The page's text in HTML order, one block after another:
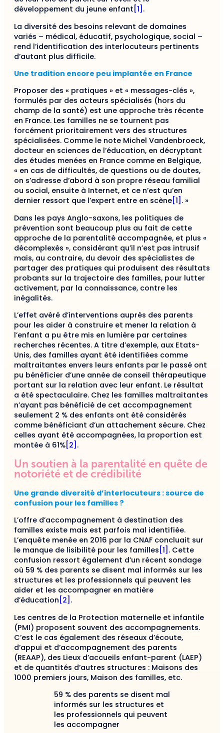
développement du jeune enfant [1] .
La diversité des besoins relevant de domaines
variés – médical, éducatif, psychologique, social –
rend l’identification des interlocuteurs pertinents
d’autant plus difficile.
Une tradition encore peu implantée en France
Proposer des « pratiques » et « messages-clés »,
formulés par des acteurs spécialisés (hors du
champ de la santé) est une approche très récente
en France. Les familles ne se tournent pas
forcément prioritairement vers des structures
spécialisées. Comme le note Michel Vandenbroeck,
docteur en sciences de l’éducation, en décryptant
des études menées en France comme en Belgique,
« en cas de difficultés, de questions ou de doutes,
on s’adresse d’abord à son propre réseau familial
ou social, ensuite à Internet, et ce n’est qu’en
dernier ressort que l’expert entre en scène [1] . »
Dans les pays Anglo-saxons, les politiques de
prévention sont beaucoup plus au fait de cette
approche de la parentalité accompagnée, et plus «
décomplexés », considérant qu’il n’est pas intrusif
mais, au contraire, du devoir des spécialistes de
partager des pratiques qui produisent des résultats
probants sur la trajectoire des familles, pour lutter
activement, par la connaissance, contre les
inégalités.
L’effet avéré d’interventions auprès des parents
pour les aider à construire et mener la relation à
l’enfant a pu être mis en lumière par certaines
recherches récentes. A titre d’exemple, aux Etats-
Unis, des familles ayant été identifiées comme
maltraitantes envers leurs enfants par le passé ont
pu bénéficier d’une année de conseil thérapeutique
portant sur la relation avec leur enfant. Le résultat
a été spectaculaire. Chez les familles maltraitantes
n’ayant pas bénéficié de cet accompagnement
seulement 2 % des enfants ont été considérés
comme bénéficiant d’un attachement sécure. Chez
celles ayant été accompagnées, la proportion est
montée à 61% [2] .
Un soutien à la parentalité en quête de
notoriété et de crédibilité
Une grande diversité d’interlocuteurs : source de
confusion pour les familles ?
L’offre d’accompagnement à destination des
familles existe mais est parfois mal identifiée.
L’enquête menée en 2016 par la CNAF concluait sur
le manque de lisibilité pour les familles [1] . Cette
confusion ressort également d’un récent sondage
où 59 % des parents se disent mal informés sur les
structures et les professionnels qui peuvent les
aider et les accompagner en matière
d’éducation [2] .
Les centres de la Protection maternelle et infantile
(PMI) proposent souvent des accompagnements.
C’est le cas également des réseaux d’écoute,
d’appui et d’accompagnement des parents
(REAAP), des Lieux d’accueils enfant-parent (LAEP)
et de quantités d’autres structures : Maisons des
1000 premiers jours, Maison des familles, etc.
59 % des parents se disent mal
informés sur les structures et
les professionnels qui peuvent
les accompagner